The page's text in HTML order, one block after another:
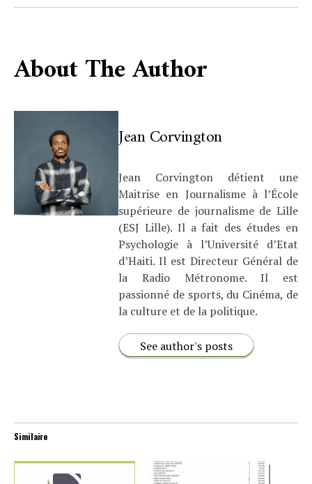
About The Author
Jean Corvington
Jean Corvington détient une
Maitrise en Journalisme à l’École
supérieure de journalisme de Lille
(ESJ Lille). Il a fait des études en
Psychologie à l’Université d’Etat
d’Haiti. Il est Directeur Général de
la Radio Métronome. Il est
passionné de sports, du Cinéma, de
la culture et de la politique.
See author's posts
Similaire